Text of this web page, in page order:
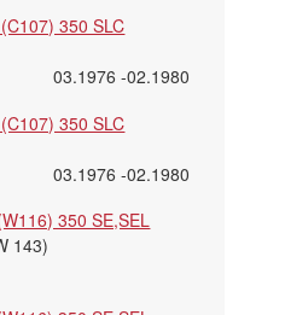
350 SLC
-02.1980
350 SLC
-02.1980
350 SE,SEL
143)